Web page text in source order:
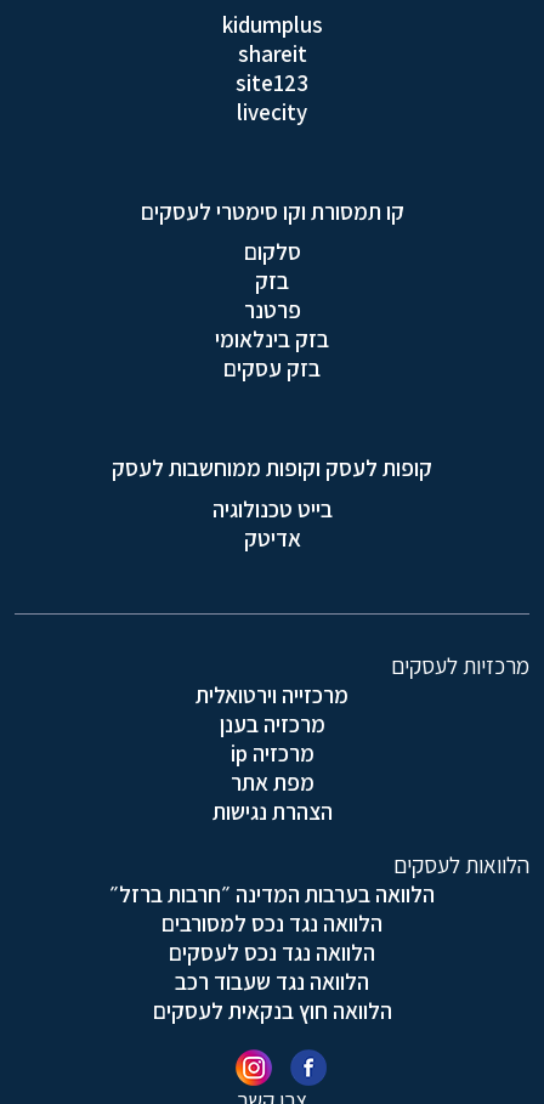
kidumplus
shareit
site123
livecity
קו תמסורת וקו סימטרי לעסקים
סלקום
בזק
פרטנר
בזק בינלאומי
בזק עסקים
קופות לעסק וקופות ממוחשבות לעסק
בייט טכנולוגיה
אדיטק
מרכזיות לעסקים
מרכזייה וירטואלית
מרכזיה בענן
מרכזיה ip
מפת אתר
הצהרת נגישות
הלוואות לעסקים
הלוואה בערבות המדינה ״חרבות ברזל״
הלוואה נגד נכס למסורבים
הלוואה נגד נכס לעסקים
הלוואה נגד שעבוד רכב
הלוואה חוץ בנקאית לעסקים